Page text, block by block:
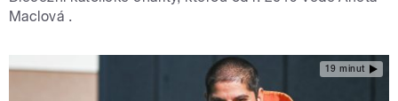
Maclová .
19 minut